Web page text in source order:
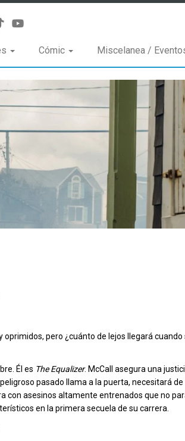
Cómic Miscelanea /
pero ¿cuánto de lejos llegará cuando
Él es The Equalizer. McCall asegura una
pasado llama a la puerta, necesitará de
con asesinos altamente entrenados que no
en la primera secuela de su carrera.